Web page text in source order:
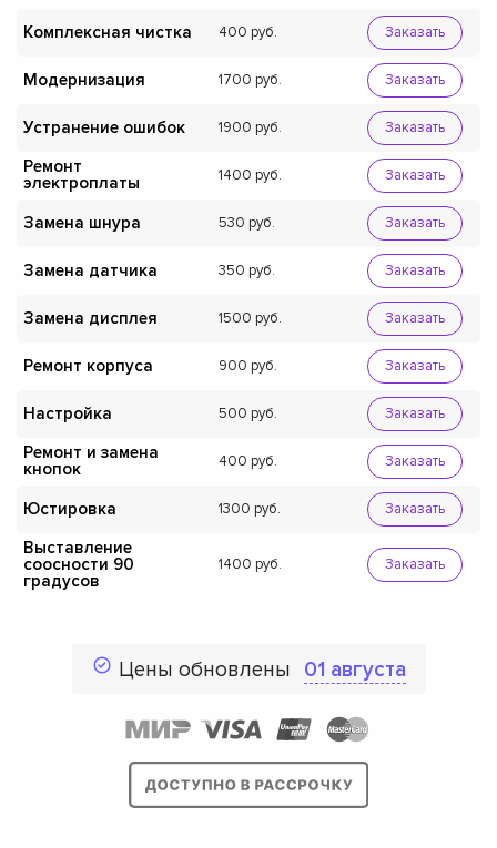
Комплексная чистка 400 Заказать
Модернизация 1700 Заказать
Устранение ошибок 1900 Заказать
Ремонт
электроплаты
1400 Заказать
Замена шнура 530 Заказать
Замена датчика 350 Заказать
Замена дисплея 1500 Заказать
Ремонт корпуса 900 Заказать
Настройка 500 Заказать
Ремонт и замена
кнопок
400 Заказать
Юстировка 1300 Заказать
Выставление
соосности 90
градусов
1400 Заказать
Цены обновлены 01 августа